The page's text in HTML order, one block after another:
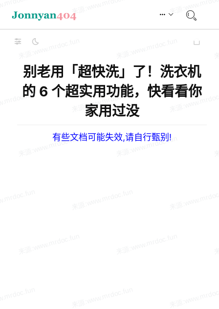
别老用「超快洗」了！洗衣机
的 6 个超实用功能，快看看你
家用过没
有些文档可能失效,请自行甄别!